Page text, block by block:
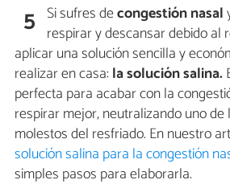
5 Si sufres decongestión nasal
respirar y descansar debido al
aplicar una solución sencilla y
realizar en casa:la solución salina.
perfecta para acabar con la
respirar mejor, neutralizando uno
molestos del resfriado. En nuestro
solución salina para la congestión
simples pasos para elaborarla.